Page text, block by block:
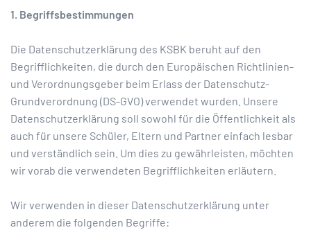
1. Begriffsbestimmungen
Die Datenschutzerklärung des KSBK beruht auf den
Begrifflichkeiten, die durch den Europäischen Richtlinien-
und Verordnungsgeber beim Erlass der Datenschutz-
Grundverordnung (DS-GVO) verwendet wurden. Unsere
Datenschutzerklärung soll sowohl für die Öffentlichkeit als
auch für unsere Schüler, Eltern und Partner einfach lesbar
und verständlich sein. Um dies zu gewährleisten, möchten
wir vorab die verwendeten Begrifflichkeiten erläutern.
Wir verwenden in dieser Datenschutzerklärung unter
anderem die folgenden Begriffe: